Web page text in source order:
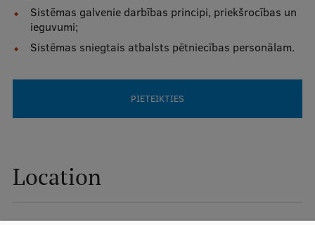
Study bases
Faculties
Visual Identity
Sistēmas galvenie darbības principi, priekšrocības un
ieguvumi;
Sistēmas sniegtais atbalsts pētniecības personālam.
PIETEIKTIES
Location